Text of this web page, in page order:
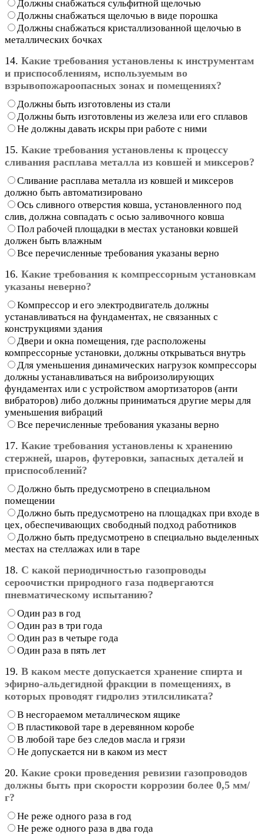
Должны снабжаться сульфитной щелочью
Должны снабжаться щелочью в виде порошка
Должны снабжаться кристаллизованной щелочью в
металлических бочках
14. Какие требования установлены к инструментам
и приспособлениям, используемым во
взрывопожароопасных зонах и помещениях?
Должны быть изготовлены из стали
Должны быть изготовлены из железа или его сплавов
Не должны давать искры при работе с ними
15. Какие требования установлены к процессу
сливания расплава металла из ковшей и миксеров?
Сливание расплава металла из ковшей и миксеров
должно быть автоматизировано
Ось сливного отверстия ковша, установленного под
слив, должна совпадать с осью заливочного ковша
Пол рабочей площадки в местах установки ковшей
должен быть влажным
Все перечисленные требования указаны верно
16. Какие требования к компрессорным установкам
указаны неверно?
Компрессор и его электродвигатель должны
устанавливаться на фундаментах, не связанных с
конструкциями здания
Двери и окна помещения, где расположены
компрессорные установки, должны открываться внутрь
Для уменьшения динамических нагрузок компрессоры
должны устанавливаться на виброизолирующих
фундаментах или с устройством амортизаторов (анти
вибраторов) либо должны приниматься другие меры для
уменьшения вибраций
Все перечисленные требования указаны верно
17. Какие требования установлены к хранению
стержней, шаров, футеровки, запасных деталей и
приспособлений?
Должно быть предусмотрено в специальном
помещении
Должно быть предусмотрено на площадках при входе в
цех, обеспечивающих свободный подход работников
Должно быть предусмотрено в специально выделенных
местах на стеллажах или в таре
18. С какой периодичностью газопроводы
сероочистки природного газа подвергаются
пневматическому испытанию?
Один раз в год
Один раз в три года
Один раз в четыре года
Один раза в пять лет
19. В каком месте допускается хранение спирта и
эфирно-альдегидной фракции в помещениях, в
которых проводят гидролиз этилсиликата?
В несгораемом металлическом ящике
В пластиковой таре в деревянном коробе
В любой таре без следов масла и грязи
Не допускается ни в каком из мест
20. Какие сроки проведения ревизии газопроводов
должны быть при скорости коррозии более 0,5 мм/
г?
Не реже одного раза в год
Не реже одного раза в два года